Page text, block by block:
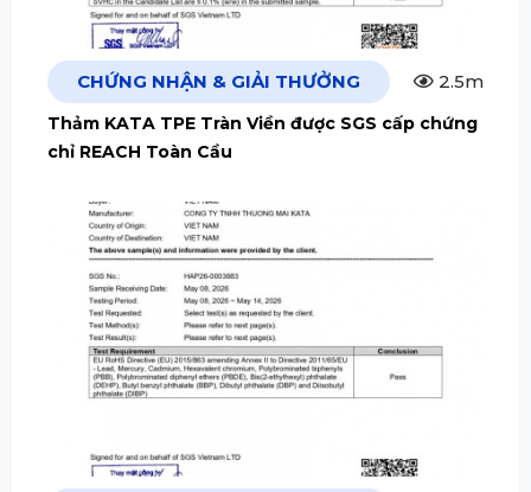
CHỨNG NHẬN & GIẢI THƯỞNG 2.5m
Thảm KATA TPE Tràn Viền được SGS cấp chứng
chỉ REACH Toàn Cầu